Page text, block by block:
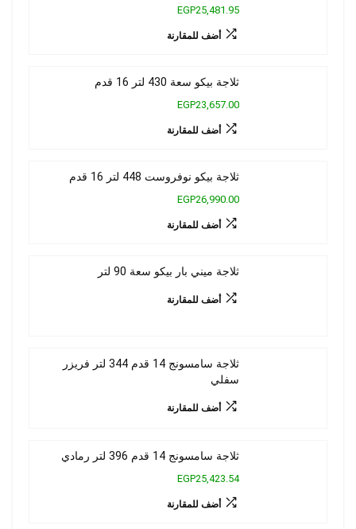
EGP25,481.95
أضف للمقارنة
ثلاجة بيكو سعة 430 لتر 16 قدم
EGP23,657.00
أضف للمقارنة
ثلاجة بيكو نوفروست 448 لتر 16 قدم
EGP26,990.00
أضف للمقارنة
ثلاجة ميني بار بيكو سعة 90 لتر
أضف للمقارنة
ثلاجة سامسونج 14 قدم 344 لتر فريزر
سفلي
أضف للمقارنة
ثلاجة سامسونج 14 قدم 396 لتر رمادي
EGP25,423.54
أضف للمقارنة